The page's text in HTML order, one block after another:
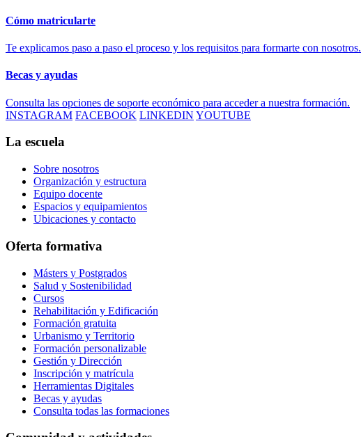
Cómo matricularte
Te explicamos paso a paso el proceso y los requisitos para formarte con nosotros.
Becas y ayudas
Consulta las opciones de soporte económico para acceder a nuestra formación.
INSTAGRAM FACEBOOK LINKEDIN YOUTUBE
La escuela
Sobre nosotros
Organización y estructura
Equipo docente
Espacios y equipamientos
Ubicaciones y contacto
Oferta formativa
Másters y Postgrados
Salud y Sostenibilidad
Cursos
Rehabilitación y Edificación
Formación gratuita
Urbanismo y Territorio
Formación personalizable
Gestión y Dirección
Inscripción y matrícula
Herramientas Digitales
Becas y ayudas
Consulta todas las formaciones